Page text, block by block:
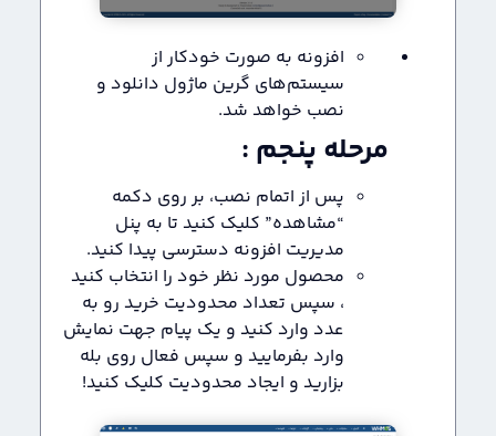
افزونه به صورت خودکار از
سیستم‌های گرین ماژول دانلود و
نصب خواهد شد.
مرحله پنجم :
پس از اتمام نصب، بر روی دکمه
“مشاهده” کلیک کنید تا به پنل
مدیریت افزونه دسترسی پیدا کنید.
محصول مورد نظر خود را انتخاب کنید
، سپس تعداد محدودیت خرید رو به
عدد وارد کنید و یک پیام جهت نمایش
وارد بفرمایید و سپس فعال روی بله
بزارید و ایجاد محدودیت کلیک کنید!